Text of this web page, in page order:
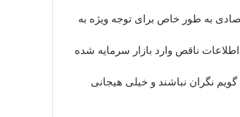
به طور خاص برای توجه ویژه به
ناقص وارد بازار سرمایه شده
نگران نباشند و خیلی هیجانی